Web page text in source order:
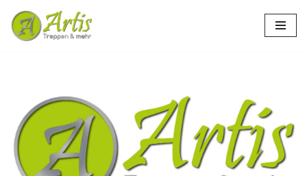
Zum